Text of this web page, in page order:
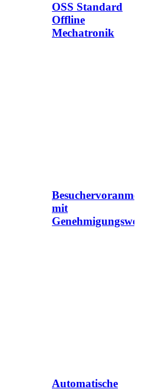
OSS Standard
Offline
Mechatronik
Besuchervoranmeldung
mit
Genehmigungsworkflow
Automatische